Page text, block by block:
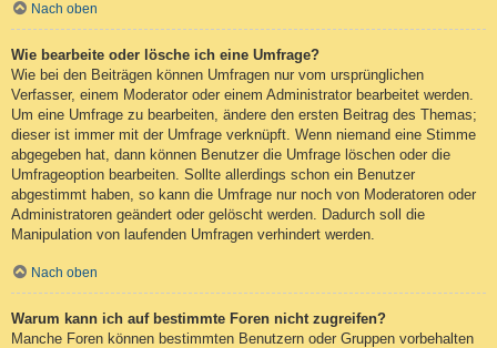
Nach oben
Wie bearbeite oder lösche ich eine Umfrage?
Wie bei den Beiträgen können Umfragen nur vom ursprünglichen
Verfasser, einem Moderator oder einem Administrator bearbeitet werden.
Um eine Umfrage zu bearbeiten, ändere den ersten Beitrag des Themas;
dieser ist immer mit der Umfrage verknüpft. Wenn niemand eine Stimme
abgegeben hat, dann können Benutzer die Umfrage löschen oder die
Umfrageoption bearbeiten. Sollte allerdings schon ein Benutzer
abgestimmt haben, so kann die Umfrage nur noch von Moderatoren oder
Administratoren geändert oder gelöscht werden. Dadurch soll die
Manipulation von laufenden Umfragen verhindert werden.
Nach oben
Warum kann ich auf bestimmte Foren nicht zugreifen?
Manche Foren können bestimmten Benutzern oder Gruppen vorbehalten